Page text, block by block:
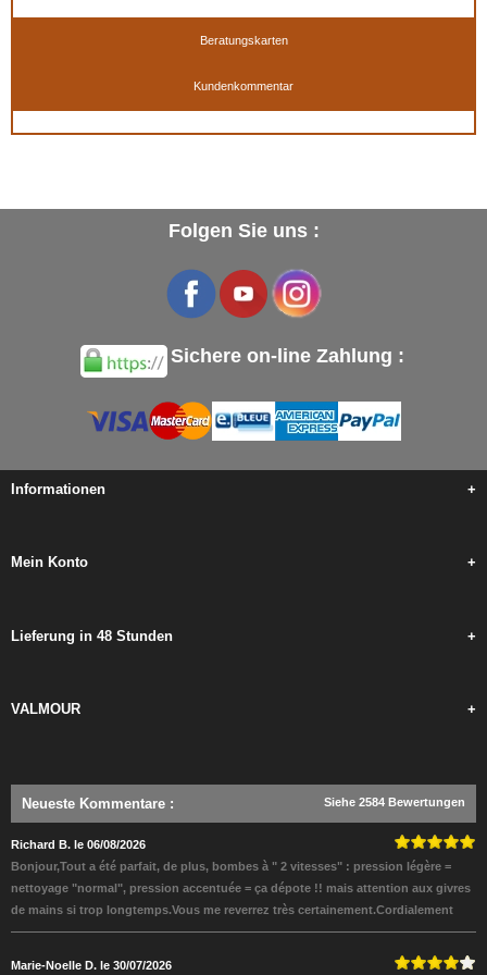
Verfügbar in: 50 ml, 50 ml (Basis +Spezialfarben), 500 ml, 500 ml (Basis +
Spezialfarben), 500 ml TIEFSCHWARZ, 1 Liter, 1 Liter TIEFSCHWARZ, 5 Liter, 5 Liter
Beratungskarten
Kundenkommentar
Folgen Sie uns :
Sichere on-line Zahlung :
Informationen +
Mein Konto +
Lieferung in 48 Stunden +
VALMOUR +
Neueste Kommentare : Siehe 2584 Bewertungen
Richard B. le 06/08/2026
Bonjour,Tout a été parfait, de plus, bombes à " 2 vitesses" : pression légère =
nettoyage "normal", pression accentuée = ça dépote !! mais attention aux givres
de mains si trop longtemps.Vous me reverrez très certainement.Cordialement
Marie-Noelle D. le 30/07/2026